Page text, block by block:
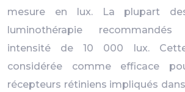
mesure en lux. La plupart
luminothérapie
intensité de 10 000 lux.
considérée comme efficace
récepteurs rétiniens impliqués